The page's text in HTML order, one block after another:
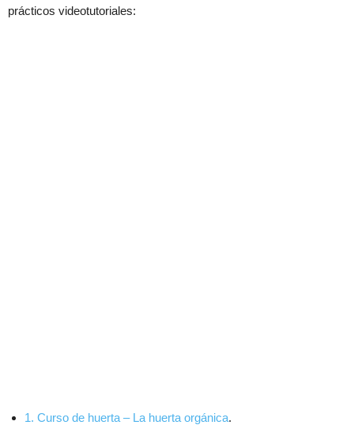
prácticos videotutoriales:
1. Curso de huerta – La huerta orgánica.